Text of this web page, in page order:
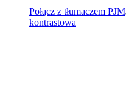
Połącz z tłumaczem PJM
kontrastowa